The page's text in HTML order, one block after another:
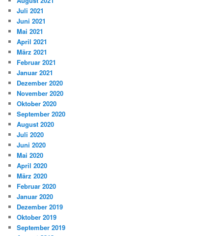
Juli 2021
Juni 2021
Mai 2021
April 2021
März 2021
Februar 2021
Januar 2021
Dezember 2020
November 2020
Oktober 2020
September 2020
August 2020
Juli 2020
Juni 2020
Mai 2020
April 2020
März 2020
Februar 2020
Januar 2020
Dezember 2019
Oktober 2019
September 2019